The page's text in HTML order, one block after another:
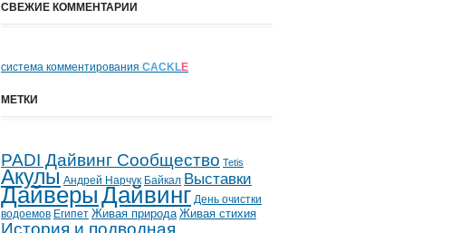
СВЕЖИЕ КОММЕНТАРИИ
система комментирования CACKLE
МЕТКИ
PADI Дайвинг Сообщество Tetis
Акулы Андрей Нарчук Байкал Выставки
ДайверыДайвинг День очистки
водоемов Египет Живая природа Живая стихия
История и подводная